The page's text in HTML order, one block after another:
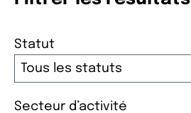
Statut
Secteur d’activité